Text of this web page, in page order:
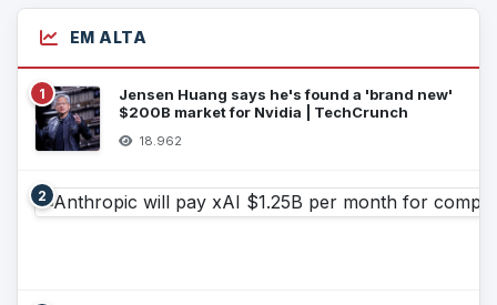
EM ALTA
1
Jensen Huang says he's found a 'brand new'
$200B market for Nvidia | TechCrunch
18.962
2